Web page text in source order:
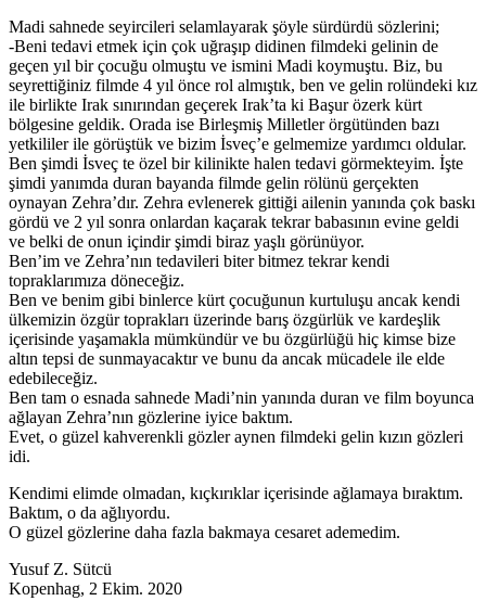
Madi sahnede seyircileri selamlayarak şöyle sürdürdü sözlerini;
-Beni tedavi etmek için çok uğraşıp didinen filmdeki gelinin de
geçen yıl bir çocuğu olmuştu ve ismini Madi koymuştu. Biz, bu
seyrettiğiniz filmde 4 yıl önce rol almıştık, ben ve gelin rolündeki kız
ile birlikte Irak sınırından geçerek Irak’ta ki Başur özerk kürt
bölgesine geldik. Orada ise Birleşmiş Milletler örgütünden bazı
yetkililer ile görüştük ve bizim İsveç’e gelmemize yardımcı oldular.
Ben şimdi İsveç te özel bir kilinikte halen tedavi görmekteyim. İşte
şimdi yanımda duran bayanda filmde gelin rölünü gerçekten
oynayan Zehra’dır. Zehra evlenerek gittiği ailenin yanında çok baskı
gördü ve 2 yıl sonra onlardan kaçarak tekrar babasının evine geldi
ve belki de onun içindir şimdi biraz yaşlı görünüyor.
Ben’im ve Zehra’nın tedavileri biter bitmez tekrar kendi
topraklarımıza döneceğiz.
Ben ve benim gibi binlerce kürt çocuğunun kurtuluşu ancak kendi
ülkemizin özgür toprakları üzerinde barış özgürlük ve kardeşlik
içerisinde yaşamakla mümkündür ve bu özgürlüğü hiç kimse bize
altın tepsi de sunmayacaktır ve bunu da ancak mücadele ile elde
edebileceğiz.
Ben tam o esnada sahnede Madi’nin yanında duran ve film boyunca
ağlayan Zehra’nın gözlerine iyice baktım.
Evet, o güzel kahverenkli gözler aynen filmdeki gelin kızın gözleri
idi.
Kendimi elimde olmadan, kıçkırıklar içerisinde ağlamaya bıraktım.
Baktım, o da ağlıyordu.
O güzel gözlerine daha fazla bakmaya cesaret ademedim.
Yusuf Z. Sütcü
Kopenhag, 2 Ekim. 2020